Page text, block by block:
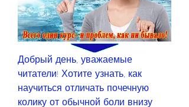
Добрый день, уважаемые
читатели! Хотите узнать, как
научиться отличать почечную
колику от обычной боли внизу